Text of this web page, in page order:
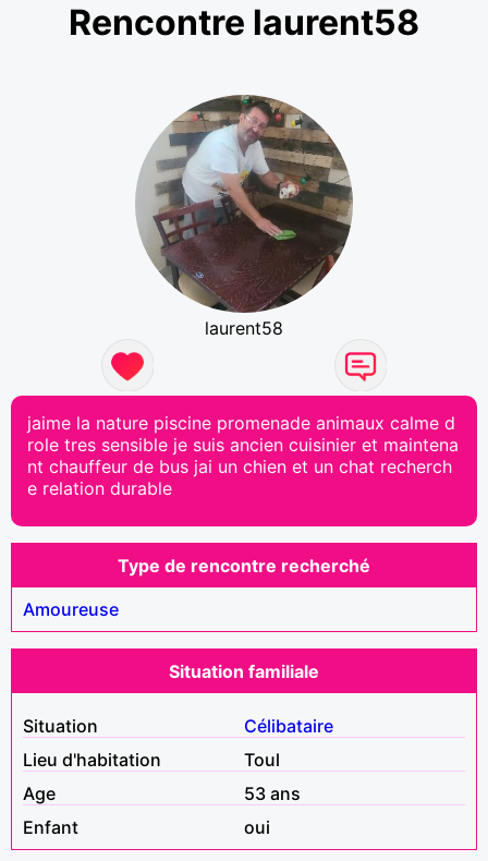
Rencontre laurent58
laurent58
jaime la nature piscine promenade animaux calme d
role tres sensible je suis ancien cuisinier et maintena
nt chauffeur de bus jai un chien et un chat recherch
e relation durable
Type de rencontre recherché
Amoureuse
Situation familiale
Situation
Célibataire
Lieu d'habitation
Toul
Age
53 ans
Enfant
oui